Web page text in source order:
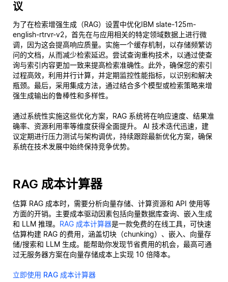
议
为了在检索增强生成（RAG）设置中优化IBM slate-125m-
english-rtrvr-v2，首先在与应用相关的特定领域数据上进行微
调，因为这会提高响应质量。实施一个缓存机制，以存储频繁访
问的文档，从而减少检索延迟。尝试查询重构技术，以通过使查
询与索引内容更加一致来提高检索准确性。此外，确保您的索引
过程高效，利用并行计算，并定期监控性能指标，以识别和解决
瓶颈。最后，采用集成方法，通过结合多个模型或检索策略来增
强生成输出的鲁棒性和多样性。
通过系统性实施这些优化方案，RAG 系统将在响应速度、结果准
确率、资源利用率等维度获得全面提升。 AI 技术迭代迅速，建
议定期进行压力测试与架构调优，持续跟踪最新优化方案，确保
系统在技术发展中始终保持竞争优势。
RAG 成本计算器
估算 RAG 成本时，需要分析向量存储、计算资源和 API 使用等
方面的开销。主要成本驱动因素包括向量数据库查询、嵌入生成
和 LLM 推理。 RAG 成本计算器是一款免费的在线工具，可快速
估算构建 RAG 的费用，涵盖切块（chunking）、嵌入、向量存
储/搜索和 LLM 生成。能帮助你发现节省费用的机会，最高可通
过无服务器方案在向量存储成本上实现 10 倍降本。
立即使用 RAG 成本计算器